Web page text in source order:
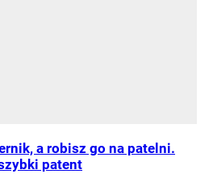
a robisz go na patelni.
patent